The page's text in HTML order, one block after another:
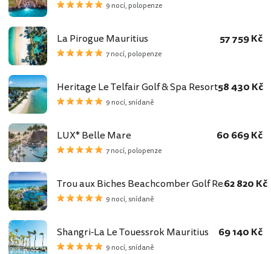
9 nocí, polopenze
La Pirogue Mauritius
7 nocí, polopenze
57 759 Kč
Heritage Le Telfair Golf & Spa Resort
9 nocí, snídaně
58 430 Kč
LUX* Belle Mare
7 nocí, polopenze
60 669 Kč
Trou aux Biches Beachcomber Golf Resort & Spa
9 nocí, snídaně
62 820 Kč
Shangri-La Le Touessrok Mauritius
9 nocí, snídaně
69 140 Kč